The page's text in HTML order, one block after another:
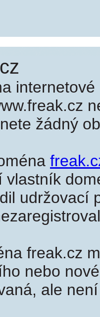
žádný
vlastník
udržovací
freak.cz
nebo
ale